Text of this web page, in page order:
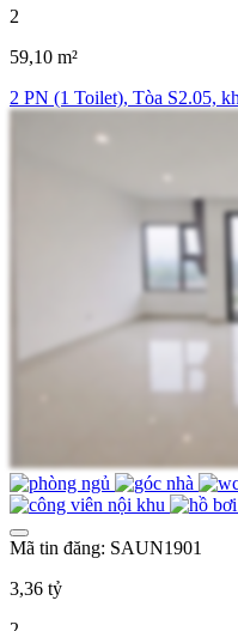
2
59,10 m²
2 PN (1 Toilet), Tòa S2.05,
Mã tin đăng: SAUN1901
3,36 tỷ